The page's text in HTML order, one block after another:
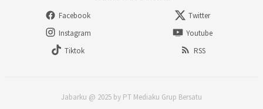
Facebook
Twitter
Instagram
Youtube
Tiktok
RSS
Jabarku @ 2025 by PT Mediaku Grup Bersatu